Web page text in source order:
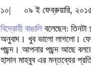
১০|
০৯ ই ফেব্রুয়ারি,
বিদ্রোহী বাঙালি বলেছেন: তিনটা
অনুবাদ। খুব ভালো লাগলো।
পছন্দ। আপনার পছন্দ আছে
হাসান মাহবুব এর মন্তব্যের